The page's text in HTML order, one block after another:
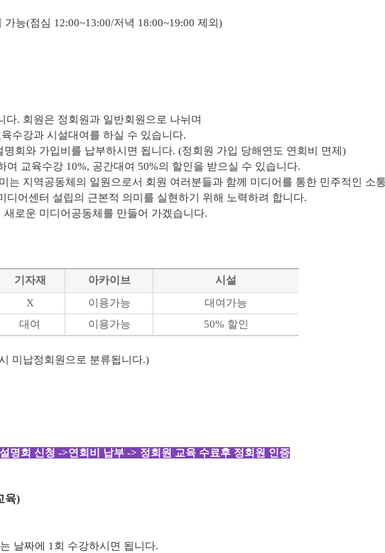
능(점심 12:00~13:00/저녁 18:00~19:00 제외)
. 회원은 정회원과 일반회원으로 나뉘며
수강과 시설대여를 하실 수 있습니다.
회와 가입비를 납부하시면 됩니다. (정회원 가입 당해연도 연회비 면제)
교육수강 10%, 공간대여 50%의 할인을 받으실 수 있습니다.
는 지역공동체의 일원으로서 회원 여러분들과 함께 미디어를 통한 민주적인 소
디어센터 설립의 근본적 의미를 실현하기 위해 노력하려 합니다.
로운 미디어공동체를 만들어 가겠습니다.
기자재 아카이브
시설
X 이용가능
대여가능
대여 이용가능 50% 할인
미납정회원으로 분류됩니다.)
명회 신청 ->연회비 납부 -> 정회원 교육 수료후 정회원 인증
육)
날짜에 1회 수강하시면 됩니다.